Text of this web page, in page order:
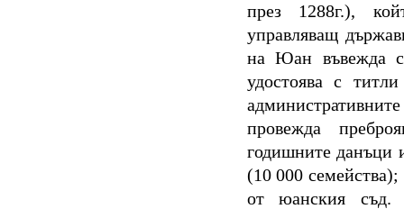
през 1288г.),
управляващ
на Юан въвежда
удостоява с
провежда
годишните данъци
(10 000
от юанския съд.